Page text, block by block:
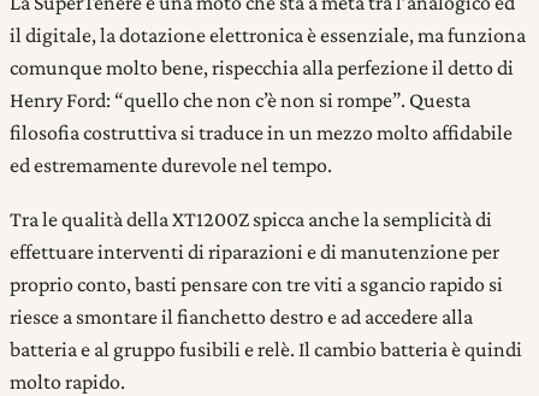
il digitale, la dotazione elettronica è essenziale, ma funziona
comunque molto bene, rispecchia alla perfezione il detto di
Henry Ford: “quello che non c’è non si rompe”. Questa
filosofia costruttiva si traduce in un mezzo molto affidabile
ed estremamente durevole nel tempo.
Tra le qualità della XT1200Z spicca anche la semplicità di
effettuare interventi di riparazioni e di manutenzione per
proprio conto, basti pensare con tre viti a sgancio rapido si
riesce a smontare il fianchetto destro e ad accedere alla
batteria e al gruppo fusibili e relè. Il cambio batteria è quindi
molto rapido.